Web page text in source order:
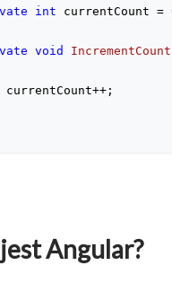
int currentCount =
void IncrementCount
currentCount++;
Angular?